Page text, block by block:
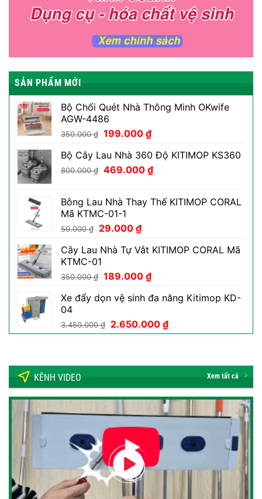
SẢN PHẨM MỚI
Bộ Chổi Quét Nhà Thông Minh OKwife
AGW-4486
350.000₫ Giá
là:
350.000 ₫.
199.000 ₫Giá
tại
là:
Bộ Cây Lau Nhà 360 Độ KITIMOP KS360
800.000₫ Giá
800.000 ₫.
469.000 ₫Giá
là:
Bông Lau Nhà Thay Thế KITIMOP CORAL
Mã KTMC-01-1
50.000₫
Giá
là:
50.000 ₫.
29.000 ₫Giá
tại
29.000 ₫.
Cây Lau Nhà Tự Vắt KITIMOP CORAL Mã
KTMC-01
350.000₫ Giá
là:
189.000 ₫Giá
tại
189.000 ₫.
Xe đẩy dọn vệ sinh đa năng Kitimop KD-
04
3.450.000₫
Giá
gốc
2.650.000 ₫Giá
hiện
2.650.000 ₫.
KÊNH VIDEO Xem tất cả